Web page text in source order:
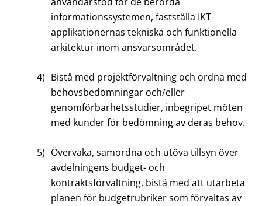
informationssystemen, fastställa IKT-
applikationernas tekniska och funktionella
arkitektur inom ansvarsområdet.
4) Bistå med projektförvaltning och ordna med
behovsbedömningar och/eller
genomförbarhetsstudier, inbegripet möten
med kunder för bedömning av deras behov.
5) Övervaka, samordna och utöva tillsyn över
avdelningens budget- och
kontraktsförvaltning, bistå med att utarbeta
planen för budgetrubriker som förvaltas av